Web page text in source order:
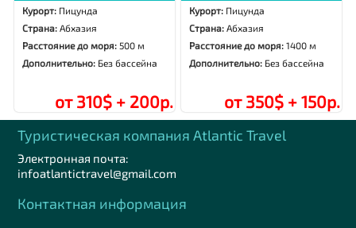
Курорт: Пицунда
Страна:Абхазия
Расстояние до моря: 500 м
Дополнительно: Без бассейна
от 310$ + 200р.
Курорт: Пицунда
Страна:Абхазия
Расстояние до моря:1400 м
Дополнительно: Без бассейна
от 350$ + 150р.
Туристическая компания Аtlantic Travel
Электронная почта:
infoatlantictravel@gmail.com
Контактная информация